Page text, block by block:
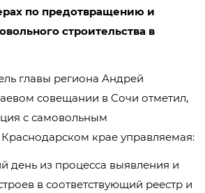
по предотвращению и
строительства в
главы региона Андрей
совещании в Сочи отметил,
с самовольным
Краснодарском крае управляемая:
день из процесса выявления и
в соответствующий реестр и